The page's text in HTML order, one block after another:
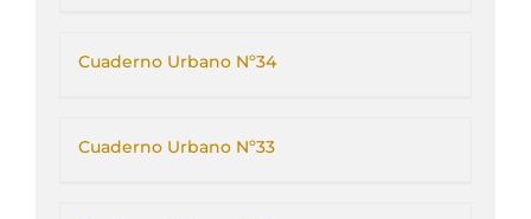
Cuaderno Urbano Nº34
Cuaderno Urbano Nº33